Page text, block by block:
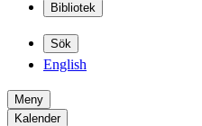
Bibliotek
Sök
English
Meny
Kalender